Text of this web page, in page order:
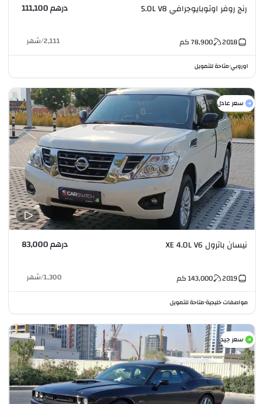
رنج روفر اوتوبايوجرافي 5.0L V8 درهم 111,100
2018
78,900كم 2,111
/شهر
اوروبي•متاحة للتمويل
سعر عادل
نيسان باترول XE 4.0L V6 درهم 83,000
2019
143,000كم 1,300
/شهر
مواصفات خليجية•متاحة للتمويل
سعر جيد